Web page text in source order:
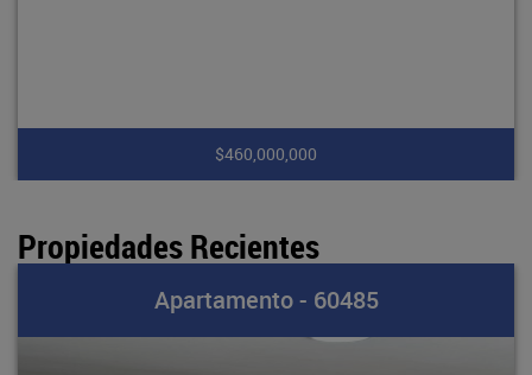
$460,000,000
Propiedades Recientes
Apartamento - 60485